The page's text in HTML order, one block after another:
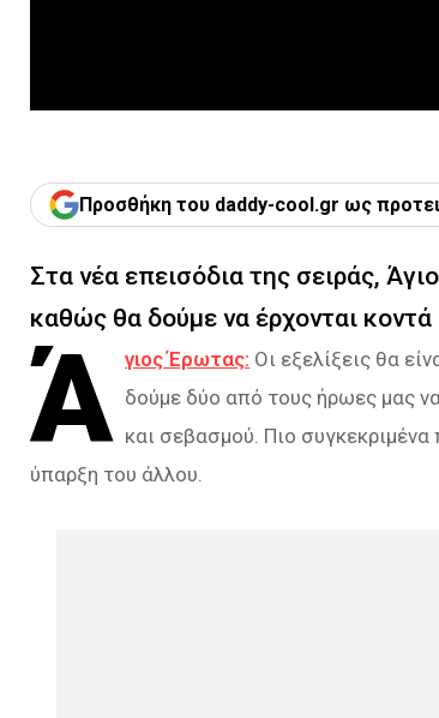
Προσθήκη του daddy-cool.gr ως
Στα νέα επεισόδια της σειράς,
καθώς θα δούμε να έρχονται
Ά γιος Έρωτας: Οι εξελίξεις θα
δούμε δύο από τους ήρωες μας
και σεβασμού. Πιο συγκεκριμένα
ύπαρξη του άλλου.